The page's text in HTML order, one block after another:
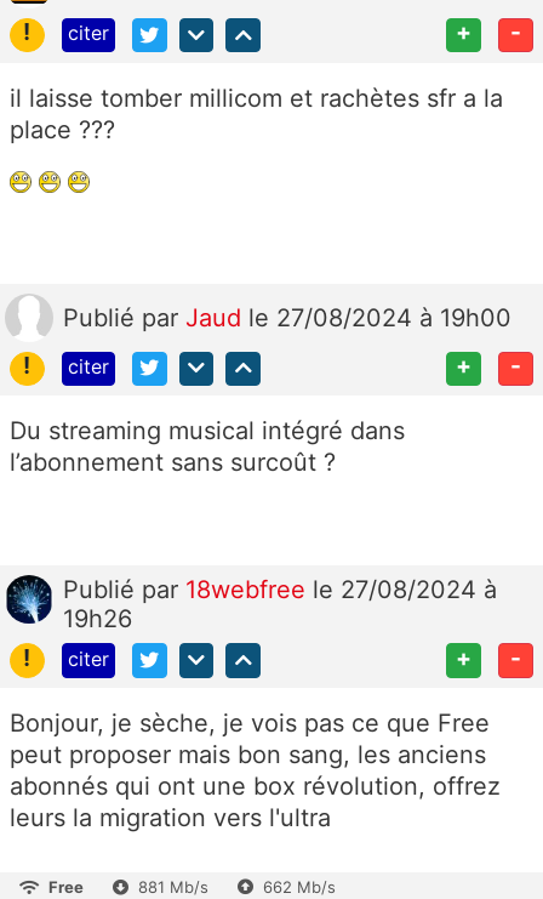
!
citer + -
il laisse tomber millicom et rachètes sfr a la
place ???
Publié par Jaud le 27/08/2024 à 19h00
!
citer + -
Du streaming musical intégré dans
l’abonnement sans surcoût ?
Publié par 18webfree le 27/08/2024 à
19h26
!
citer + -
Bonjour, je sèche, je vois pas ce que Free
peut proposer mais bon sang, les anciens
abonnés qui ont une box révolution, offrez
leurs la migration vers l'ultra
Free 881 Mb/s 662 Mb/s